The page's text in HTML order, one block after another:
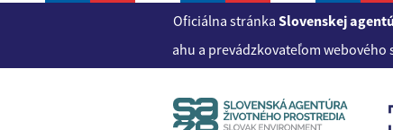
Oficiálna stránka Slovenskej
Správcom obsahu a prevádzkovateľom